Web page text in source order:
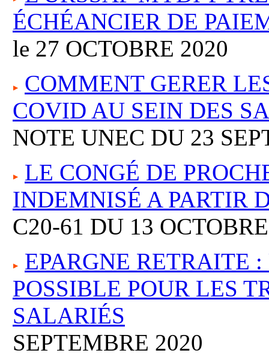
ÉCHÉANCIER DE
le 27 OCTOBRE 2020
COMMENT GERER
COVID AU SEIN DES
NOTE UNEC DU 23
LE CONGÉ DE
INDEMNISÉ A PARTIR
C20-61 DU 13
EPARGNE RETRAITE
POSSIBLE POUR LES
SALARIÉS
SEPTEMBRE 2020